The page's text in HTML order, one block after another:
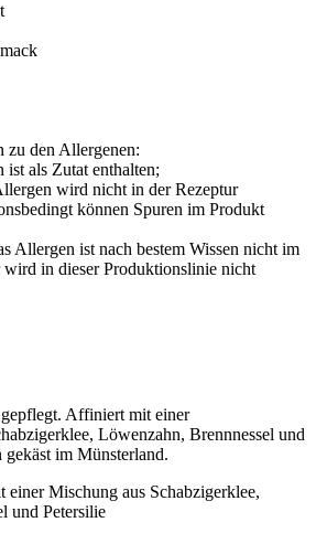
zu den Allergenen:
ist als Zutat enthalten;
wird nicht in der Rezeptur
können Spuren im Produkt
Allergen ist nach bestem Wissen nicht im
in dieser Produktionslinie nicht
Affiniert mit einer
Löwenzahn, Brennnessel und
im Münsterland.
einer Mischung aus Schabzigerklee,
und Petersilie